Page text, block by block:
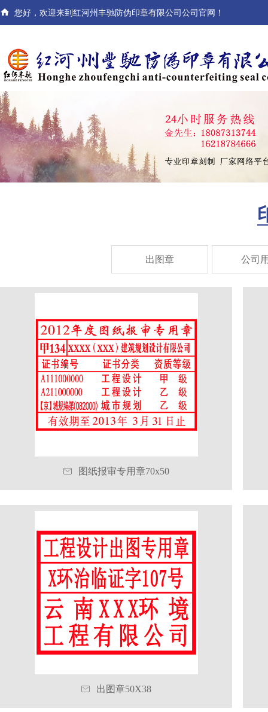
 您好，欢迎来到红河州丰驰防伪印章有限公司公司官网！
出图章 公司
 图纸报审专用章70x50
 出图章50X38